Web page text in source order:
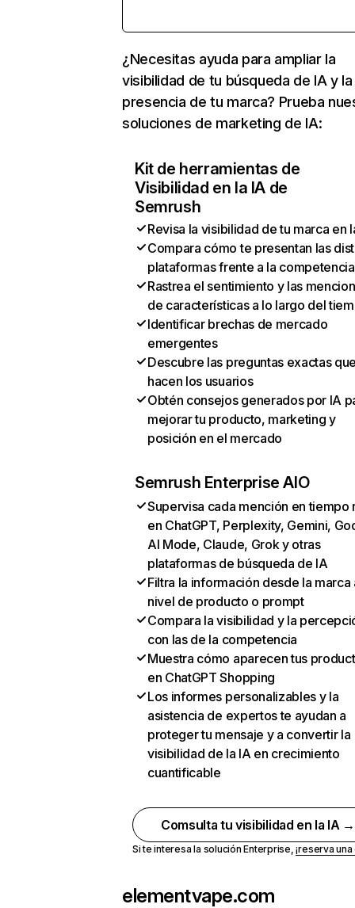
¿Necesitas ayuda para ampliar la
visibilidad de tu búsqueda de IA y la
presencia de tu marca? Prueba
soluciones de marketing de IA:
Kit de herramientas de
Visibilidad en la IA de
Semrush
Revisa la visibilidad de tu marca en
Compara cómo te presentan las
plataformas frente a la competencia
Rastrea el sentimiento y las
de características a lo largo del
Identificar brechas de mercado
emergentes
Descubre las preguntas exactas
hacen los usuarios
Obtén consejos generados por IA
mejorar tu producto, marketing y
posición en el mercado
Semrush Enterprise AIO
Supervisa cada mención en tiempo
en ChatGPT, Perplexity, Gemini,
AI Mode, Claude, Grok y otras
plataformas de búsqueda de IA
Filtra la información desde la marca
nivel de producto o prompt
Compara la visibilidad y la
con las de la competencia
Muestra cómo aparecen tus
en ChatGPT Shopping
Los informes personalizables y la
asistencia de expertos te ayudan a
proteger tu mensaje y a convertir la
visibilidad de la IA en crecimiento
cuantificable
Comsulta tu visibilidad en la IA →
Si te interesa la solución Enterprise,¡reserva
elementvape.com